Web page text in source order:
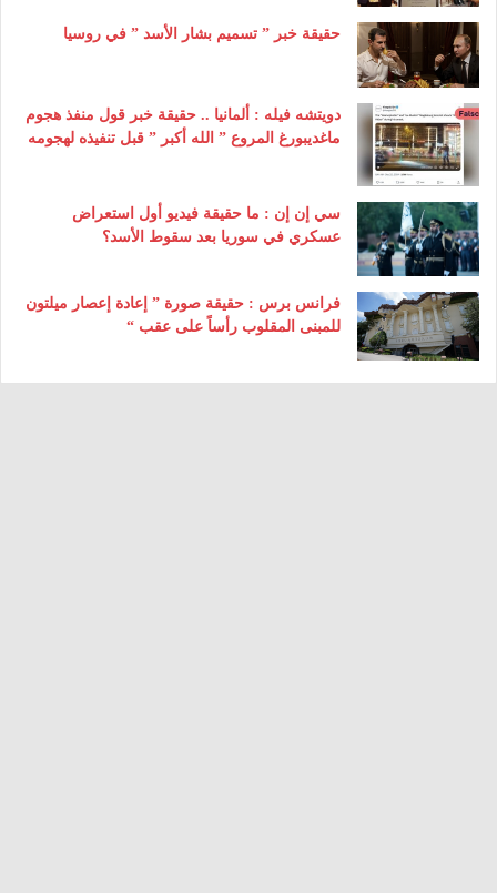
حقيقة خبر ” تسميم بشار الأسد ” في روسيا
دويتشه فيله : ألمانيا .. حقيقة خبر قول منفذ هجوم
ماغديبورغ المروع ” الله أكبر ” قبل تنفيذه لهجومه
سي إن إن : ما حقيقة فيديو أول استعراض
عسكري في سوريا بعد سقوط الأسد؟
فرانس برس : حقيقة صورة ” إعادة إعصار ميلتون
للمبنى المقلوب رأساً على عقب “